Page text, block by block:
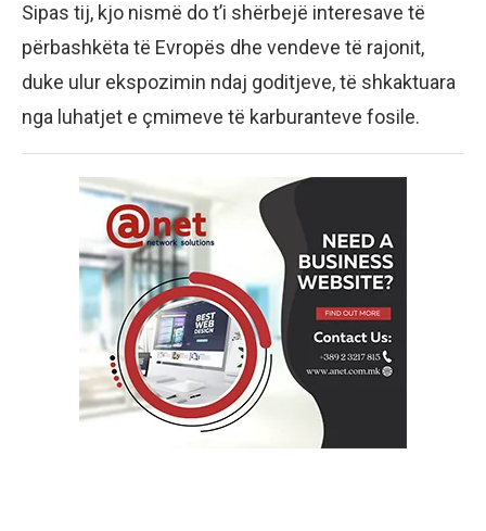
Sipas tij, kjo nismë do t’i shërbejë interesave të
përbashkëta të Evropës dhe vendeve të rajonit,
duke ulur ekspozimin ndaj goditjeve, të shkaktuara
nga luhatjet e çmimeve të karburanteve fosile.